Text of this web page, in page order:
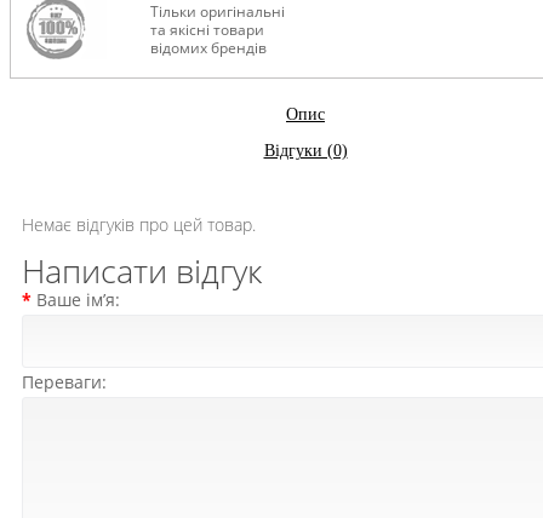
Тільки оригінальні
та якісні товари
відомих брендів
Опис
Відгуки (0)
Немає відгуків про цей товар.
Написати відгук
Ваше ім’я:
Переваги: